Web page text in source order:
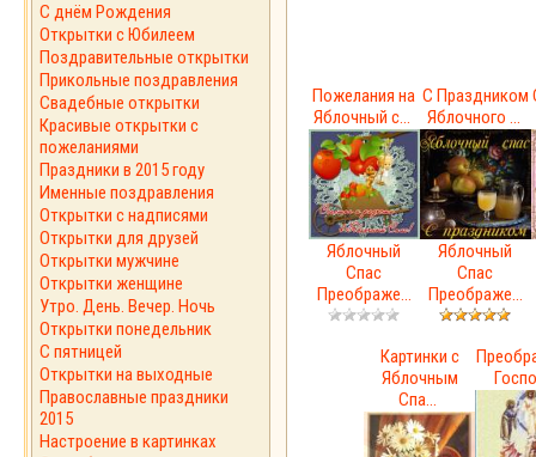
С днём Рождения
Открытки с Юбилеем
Поздравительные открытки
Прикольные поздравления
Свадебные открытки
Красивые открытки с
пожеланиями
Праздники в 2015 году
Именные поздравления
Открытки с надписями
Открытки для друзей
Открытки мужчине
Открытки женщине
Утро. День. Вечер. Ночь
Открытки понедельник
С пятницей
Открытки на выходные
Православные праздники
2015
Настроение в картинках
Пожелания на
Яблочный с...
Яблочный
Спас
Преображе...
С Праздником
Яблочного ...
Яблочный
Спас
Преображе...
Картинки с
Яблочным
Спа...